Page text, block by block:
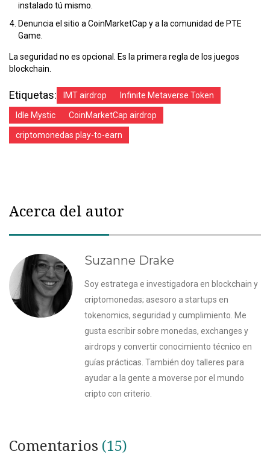
instalado tú mismo.
Denuncia el sitio a CoinMarketCap y a la comunidad de PTE
Game.
La seguridad no es opcional. Es la primera regla de los juegos
blockchain.
Etiquetas: IMT airdrop Infinite Metaverse Token
Idle Mystic CoinMarketCap airdrop
criptomonedas play-to-earn
Acerca del autor
Suzanne Drake
Soy estratega e investigadora en blockchain y
criptomonedas; asesoro a startups en
tokenomics, seguridad y cumplimiento. Me
gusta escribir sobre monedas, exchanges y
airdrops y convertir conocimiento técnico en
guías prácticas. También doy talleres para
ayudar a la gente a moverse por el mundo
cripto con criterio.
Comentarios (15)